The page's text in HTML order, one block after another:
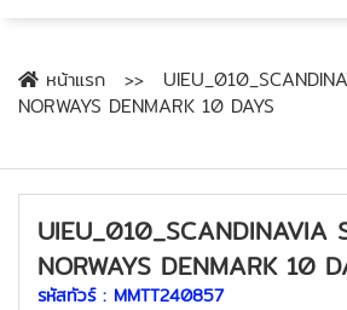
หน้าแรก
NORWAYS DENMARK 10 DAYS
UIEU_010_SCANDINAVIA
NORWAYS DENMARK 10
รหัสทัวร์ : MMTT240857